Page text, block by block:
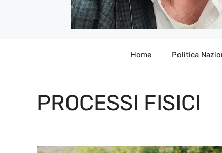
Home Politica
PROCESSI FISICI